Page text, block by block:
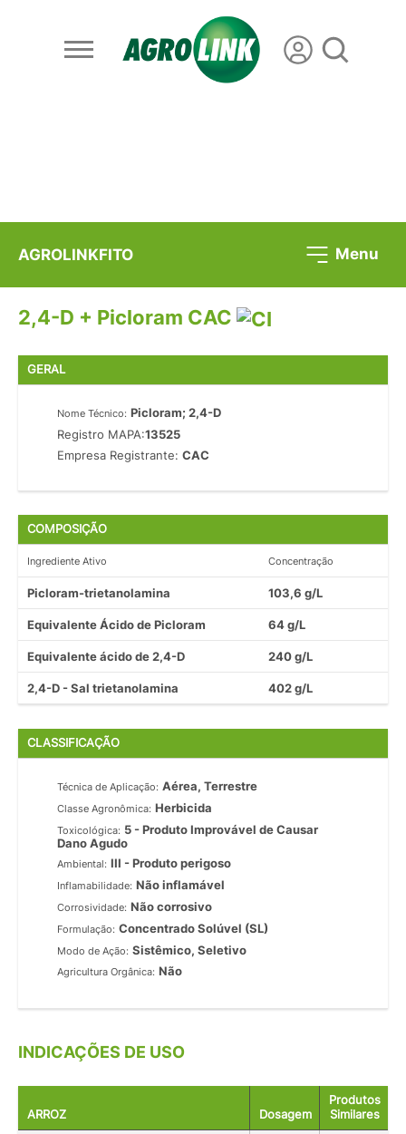
AGROLINKFITO Menu
2,4-D + Picloram CAC
GERAL
Nome Técnico: Picloram; 2,4-D
Registro MAPA:13525
Empresa Registrante:CAC
COMPOSIÇÃO
Ingrediente Ativo Concentração
Picloram-trietanolamina 103,6 g/L
Equivalente Ácido de Picloram 64 g/L
Equivalente ácido de 2,4-D 240 g/L
2,4-D - Sal trietanolamina 402 g/L
CLASSIFICAÇÃO
Técnica de Aplicação: Aérea, Terrestre
Classe Agronômica: Herbicida
Toxicológica: 5 - Produto Improvável de Causar
Dano Agudo
Ambiental: III - Produto perigoso
Inflamabilidade: Não inflamável
Corrosividade: Não corrosivo
Formulação: Concentrado Solúvel (SL)
Modo de Ação: Sistêmico, Seletivo
Agricultura Orgânica: Não
INDICAÇÕES DE USO
ARROZ Dosagem
Produtos
Similares